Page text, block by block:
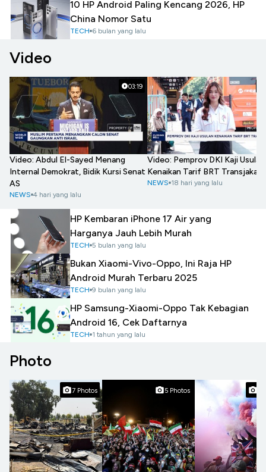
10 HP Android Paling Kencang 2026, HP
China Nomor Satu
TECH 6 bulan yang lalu
Video
03:19
Video: Abdul El-Sayed Menang
Internal Demokrat, Bidik Kursi Senat
AS
NEWS 4 hari yang lalu
Video: Pemprov DKI Kaji Usulan
Kenaikan Tarif BRT
NEWS 18 hari yang lalu
HP Kembaran iPhone 17 Air yang
Harganya Jauh Lebih Murah
TECH 5 bulan yang lalu
Bukan Xiaomi-Vivo-Oppo, Ini Raja HP
Android Murah Terbaru 2025
TECH 9 bulan yang lalu
HP Samsung-Xiaomi-Oppo Tak Kebagian
Android 16, Cek Daftarnya
TECH 1 tahun yang lalu
Photo
7 Photos 5 Photos